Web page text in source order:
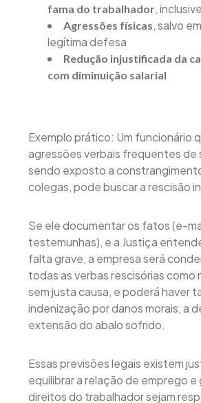
fama do trabalhador, inclusive
Agressões físicas, salvo
legítima defesa
Redução injustificada da
com diminuição salarial
Exemplo prático: Um funcionário
agressões verbais frequentes de
sendo exposto a
colegas, pode buscar a rescisão
Se ele documentar os fatos (e-
testemunhas), e a Justiça
falta grave, a empresa será
todas as verbas rescisórias como
sem justa causa, e poderá haver
indenização por danos morais, a
extensão do abalo sofrido.
Essas previsões legais existem
equilibrar a relação de emprego e
direitos do trabalhador sejam